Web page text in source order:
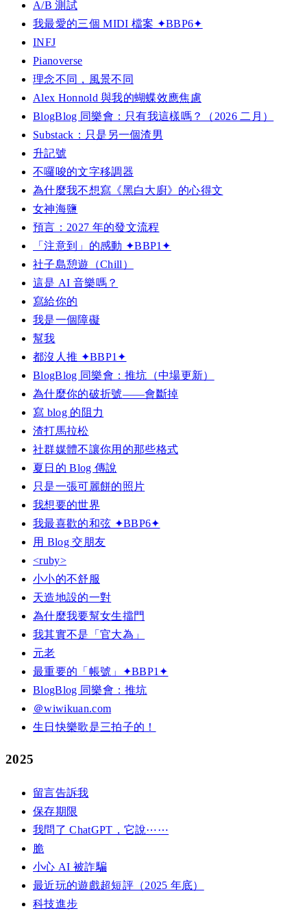
A/B 測試
我最愛的三個 MIDI 檔案 ✦BBP6✦
INFJ
Pianoverse
理念不同，風景不同
Alex Honnold 與我的蝴蝶效應焦慮
BlogBlog 同樂會：只有我這樣嗎？（2026 二月）
Substack：只是另一個渣男
升記號
不囉唆的文字移調器
為什麼我不想寫《黑白大廚》的心得文
女神海鹽
預言：2027 年的發文流程
「注意到」的感動 ✦BBP1✦
社子島憩遊（Chill）
這是 AI 音樂嗎？
寫給你的
我是一個障礙
幫我
都沒人推 ✦BBP1✦
BlogBlog 同樂會：推坑（中場更新）
為什麼你的破折號——會斷掉
寫 blog 的阻力
渣打馬拉松
社群媒體不讓你用的那些格式
夏日的 Blog 傳說
只是一張可麗餅的照片
我想要的世界
我最喜歡的和弦 ✦BBP6✦
用 Blog 交朋友
<ruby>
小小的不舒服
天造地設的一對
為什麼我要幫女生擋門
我其實不是「官大為」
元老
最重要的「帳號」✦BBP1✦
BlogBlog 同樂會：推坑
＠wiwikuan.com
生日快樂歌是三拍子的！
2025
留言告訴我
保存期限
我問了 ChatGPT，它說⋯⋯
脆
小心 AI 被詐騙
最近玩的遊戲超短評（2025 年底）
科技進步